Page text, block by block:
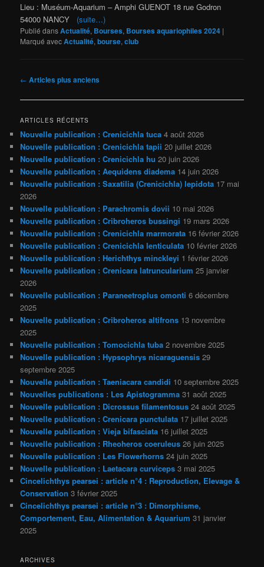
Lieu : Muséum-Aquarium – Amphi GUENOT 18 rue Godron
54000 NANCY (suite…)
Publié dansActualité, Bourses, Bourses aquariophiles 2024 |
Marqué avecActualité,bourse,club
Navigation
articles
← Articles plus anciens
ARTICLES RÉCENTS
Nouvelle publication : Crenicichla tuca 4 août 2026
Nouvelle publication : Crenicichla tapii 20 juillet 2026
Nouvelle publication : Crenicichla hu 20 juin 2026
Nouvelle publication : Aequidens diadema 14 juin 2026
Nouvelle publication : Saxatilia (Crenicichla) lepidota 17 mai
2026
Nouvelle publication : Parachromis dovii 10 mai 2026
Nouvelle publication : Cribroheros bussingi 19 mars 2026
Nouvelle publication : Crenicichla marmorata 16 février 2026
Nouvelle publication : Crenicichla lenticulata 10 février 2026
Nouvelle publication : Herichthys minckleyi 1 février 2026
Nouvelle publication : Crenicara latruncularium 25 janvier
2026
Nouvelle publication : Paraneetroplus omonti 6 décembre
2025
Nouvelle publication : Cribroheros altifrons 13 novembre
2025
Nouvelle publication : Tomocichla tuba 2 novembre 2025
Nouvelle publication : Hypsophrys nicaraguensis 29
septembre 2025
Nouvelle publication : Taeniacara candidi 10 septembre 2025
Nouvelles publications : Les Apistogramma 31 août 2025
Nouvelle publication : Dicrossus filamentosus 24 août 2025
Nouvelle publication : Crenicara punctulata 17 juillet 2025
Nouvelle publication : Vieja bifasciata 16 juillet 2025
Nouvelle publication : Rheoheros coeruleus 26 juin 2025
Nouvelle publication : Les Flowerhorns 24 juin 2025
Nouvelle publication : Laetacara curviceps 3 mai 2025
Cincelichthys pearsei : article n°4 : Reproduction, Elevage &
Conservation 3 février 2025
Cincelichthys pearsei : article n°3 : Dimorphisme,
Comportement, Eau, Alimentation & Aquarium 31 janvier
2025
ARCHIVES